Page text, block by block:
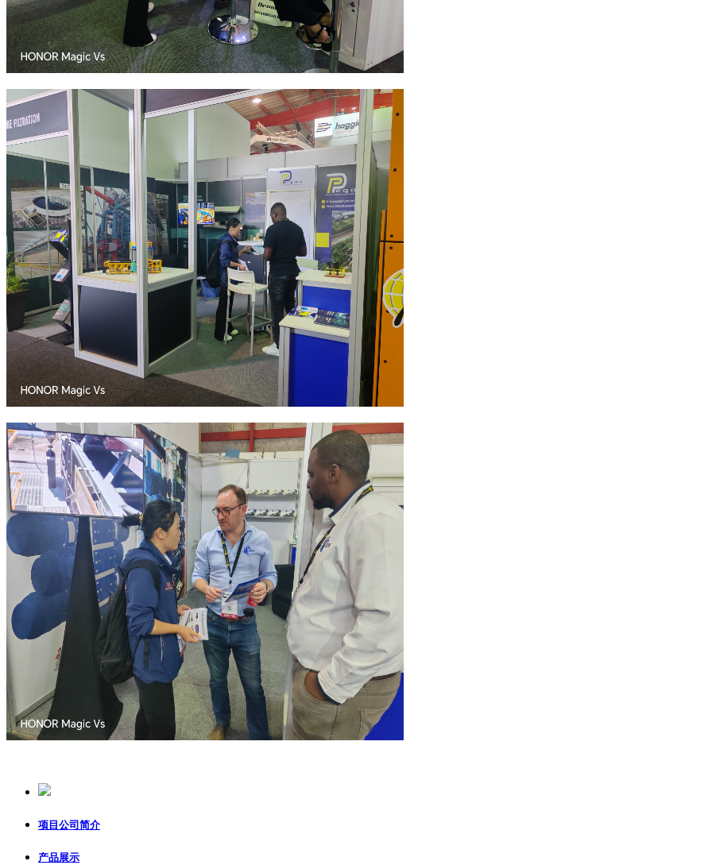
项目公司简介
产品展示